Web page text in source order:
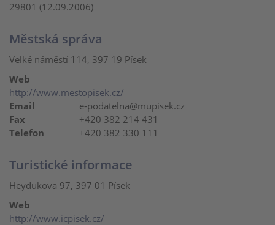
29801 (12.09.2006)
Městská správa
Velké náměstí 114, 397 19 Písek
Web
http://www.mestopisek.cz/
Email
e-podatelna@mupisek.cz
Fax
+420 382 214 431
Telefon
+420 382 330 111
Turistické informace
Heydukova 97, 397 01 Písek
Web
http://www.icpisek.cz/